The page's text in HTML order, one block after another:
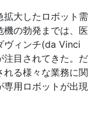
拡大したロボット需
の勃発までは、医
ヴィンチ(da Vinci
注目されてきた。だ
れる様々な業務に関
専用ロボットが出現